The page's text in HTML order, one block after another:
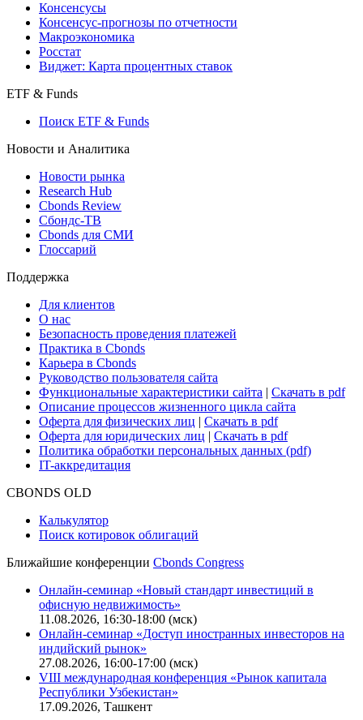
Поиск индексов
Страницы стран
Создать индекс
Консенсусы
Консенсус-прогнозы по отчетности
Макроэкономика
Виджет: Карта процентных ставок
ETF & Funds
Поиск ETF & Funds
Новости и Аналитика
Новости рынка
Research Hub
Cbonds Review
Сбондс-ТВ
Глоссарий
Поддержка
Для клиентов
О нас
Безопасность проведения платежей
Практика в Cbonds
Карьера в Cbonds
Руководство пользователя сайта
Функциональные характеристики сайта|Скачать в pdf
Описание процессов жизненного цикла сайта
Оферта для физических лиц
Оферта для юридических лиц
IT-аккредитация
Поиск котировок облигаций
Ближайшие конференцииCbonds Congress
Онлайн-семинар «Новый стандарт инвестиций в
офисную недвижимость»
11.08.2026, 16:30-18:00 (мск)
Онлайн-семинар «Доступ иностранных инвесторов на
индийский рынок»